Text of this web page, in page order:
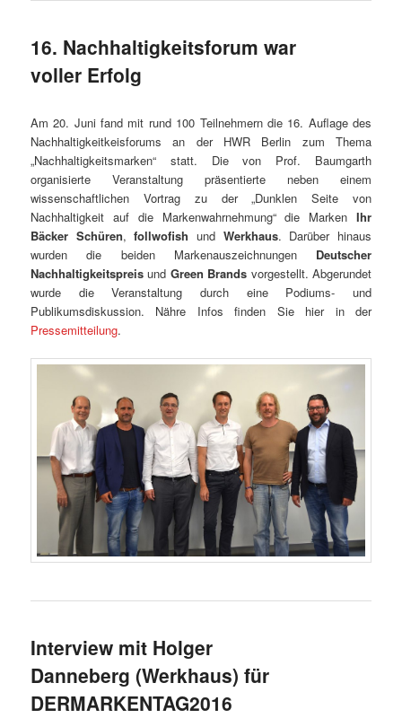
16. Nachhaltigkeitsforum war
voller Erfolg
Am 20. Juni fand mit rund 100 Teilnehmern die 16. Auflage des
Nachhaltigkeitkeisforums an der HWR Berlin zum Thema
„Nachhaltigkeitsmarken“ statt. Die von Prof. Baumgarth
organisierte Veranstaltung präsentierte neben einem
wissenschaftlichen Vortrag zu der „Dunklen Seite von
Nachhaltigkeit auf die Markenwahrnehmung“ die Marken Ihr
Bäcker Schüren,follwofish und Werkhaus. Darüber hinaus
wurden die beiden Markenauszeichnungen Deutscher
Nachhaltigkeitspreis und Green Brands vorgestellt. Abgerundet
wurde die Veranstaltung durch eine Podiums- und
Publikumsdiskussion. Nähre Infos finden Sie hier in der
Pressemitteilung.
Interview mit Holger
Danneberg (Werkhaus) für
DERMARKENTAG2016